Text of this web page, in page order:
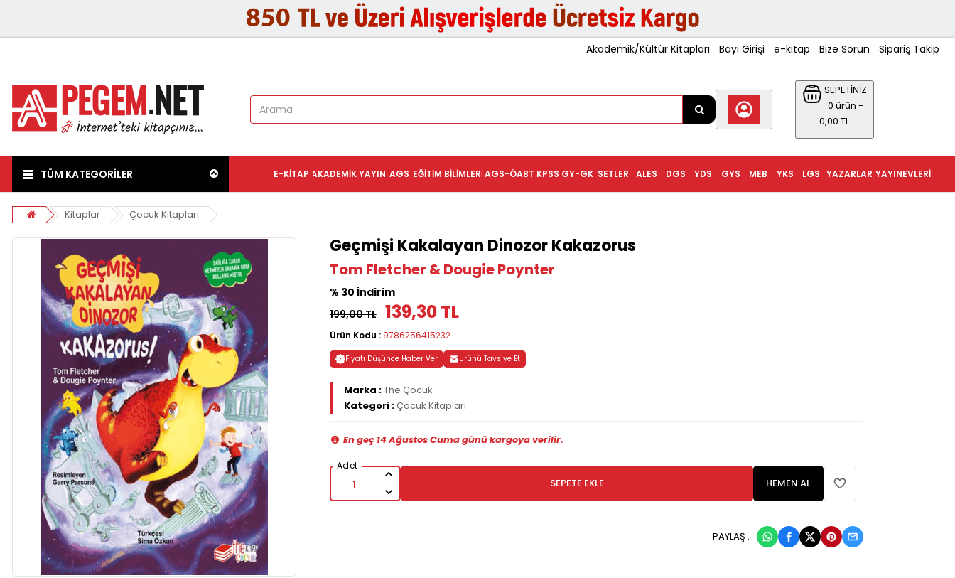
Akademik/Kültür Kitapları Bayi Girişi e-kitap Bize Sorun Sipariş Takip
SEPETİNİZ
0 ürün -
0,00 TL
TÜM KATEGORİLER YAYINEVLERI
YAZARLAR
LGS
YKS
MEB
GYS
YDS
DGS
ALES
SETLER
KPSS GY-GK
AGS-ÖABT
EĞITIM BILIMLERI
AGS
AKADEMIK YAYIN
E-KITAP
Kitaplar Çocuk Kitapları
Geçmişi Kakalayan Dinozor Kakazorus
Tom Fletcher & Dougie Poynter
% 30 İndirim
199,00 TL
139,30 TL
Ürün Kodu : 9786256415232
Fiyatı Düşünce Haber Ver Ürünü Tavsiye Et
Marka :The Çocuk
Kategori :Çocuk Kitapları
En geç 14 Ağustos Cuma günü kargoya verilir.
SEPETE EKLE HEMEN AL
PAYLAŞ :